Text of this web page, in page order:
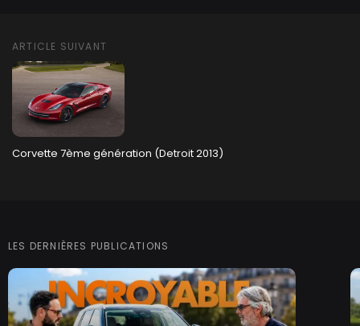
ARTICLE SUIVANT
Corvette 7ème génération (Detroit 2013)
LES DERNIÈRES PUBLICATIONS